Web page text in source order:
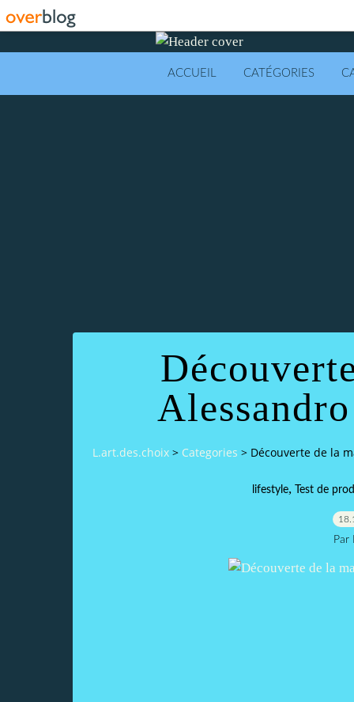
ACCUEIL CATÉGORIES
L.art.des.choix > Categories > Découverte de la
lifestyle, Test de
Par